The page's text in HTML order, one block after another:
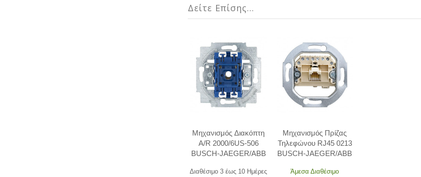
Δείτε Επίσης...
Μηχανισμός Διακόπτη
Α/R 2000/6US-506
BUSCH-JAEGER/ABB
Διαθέσιμο 3 έως 10 Ημέρες
Μηχανισμός Πρίζας
Τηλεφώνου RJ45 0213
BUSCH-JAEGER/ABB
Άμεσα Διαθέσιμο